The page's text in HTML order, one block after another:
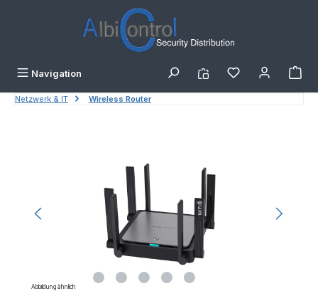
Navigation
Netzwerk & IT Wireless Router
Abbildung ähnlich